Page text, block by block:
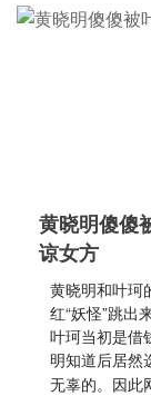
黄晓明傻傻
谅女方
黄晓明和叶珂
红“妖怪”跳出
叶珂当初是借
明知道后居然
无辜的。因此